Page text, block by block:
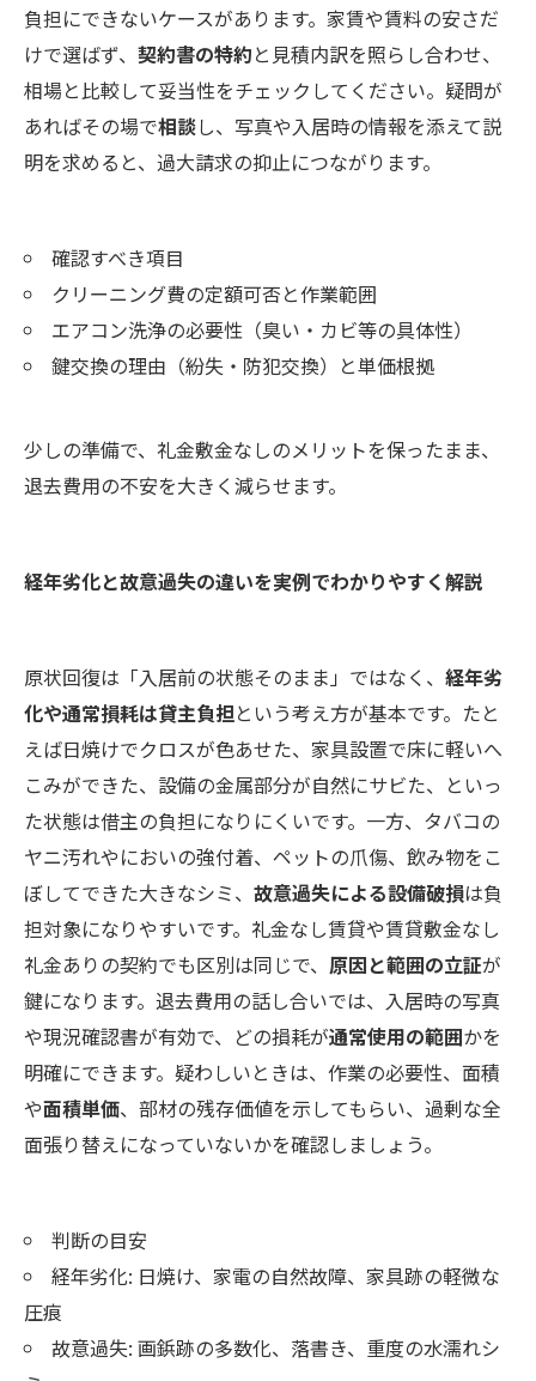
負担にできないケースがあります。家賃や賃料の安さだ
けで選ばず、 契約書の特約と見積内訳を照らし合わせ、
相場と比較して妥当性をチェックしてください。疑問が
あればその場で相談し、写真や入居時の情報を添えて説
明を求めると、過大請求の抑止につながります。
確認すべき項目
クリーニング費の定額可否と作業範囲
エアコン洗浄の必要性（臭い・カビ等の具体性）
鍵交換の理由（紛失・防犯交換）と単価根拠
少しの準備で、礼金敷金なしのメリットを保ったまま、
退去費用の不安を大きく減らせます。
経年劣化と故意過失の違いを実例でわかりやすく解説
原状回復は「入居前の状態そのまま」ではなく、 経年劣
化や通常損耗は貸主負担という考え方が基本です。たと
えば日焼けでクロスが色あせた、家具設置で床に軽いへ
こみができた、設備の金属部分が自然にサビた、といっ
た状態は借主の負担になりにくいです。一方、タバコの
ヤニ汚れやにおいの強付着、ペットの爪傷、飲み物をこ
ぼしてできた大きなシミ、 故意過失による設備破損は負
担対象になりやすいです。礼金なし賃貸や賃貸敷金なし
礼金ありの契約でも区別は同じで、 原因と範囲の立証が
鍵になります。退去費用の話し合いでは、入居時の写真
や現況確認書が有効で、どの損耗が通常使用の範囲かを
明確にできます。疑わしいときは、作業の必要性、面積
や面積単価、部材の残存価値を示してもらい、過剰な全
面張り替えになっていないかを確認しましょう。
判断の目安
経年劣化: 日焼け、家電の自然故障、家具跡の軽微な
圧痕
故意過失: 画鋲跡の多数化、落書き、重度の水濡れシ